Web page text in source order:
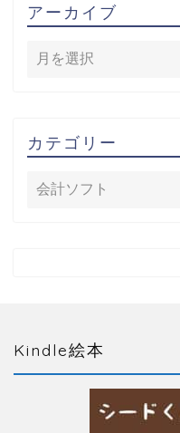
アーカイブ
カテゴリー
Kindle絵本